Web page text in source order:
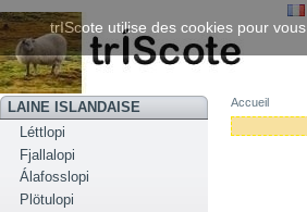
LAINE ISLANDAISE
Léttlopi
Fjallalopi
Álafosslopi
Plötulopi
Accueil
trIScote utilise des cookies pour